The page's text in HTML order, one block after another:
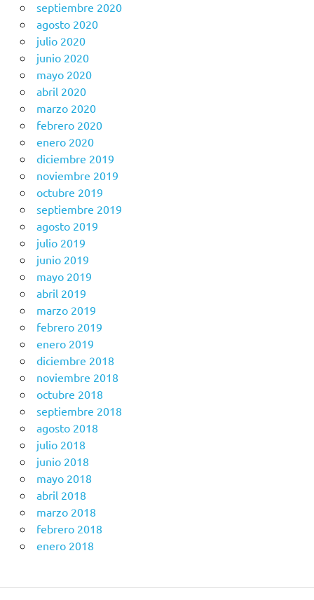
septiembre 2020
agosto 2020
julio 2020
junio 2020
mayo 2020
abril 2020
marzo 2020
febrero 2020
enero 2020
diciembre 2019
noviembre 2019
octubre 2019
septiembre 2019
agosto 2019
julio 2019
junio 2019
mayo 2019
abril 2019
marzo 2019
febrero 2019
enero 2019
diciembre 2018
noviembre 2018
octubre 2018
septiembre 2018
agosto 2018
julio 2018
junio 2018
mayo 2018
abril 2018
marzo 2018
febrero 2018
enero 2018